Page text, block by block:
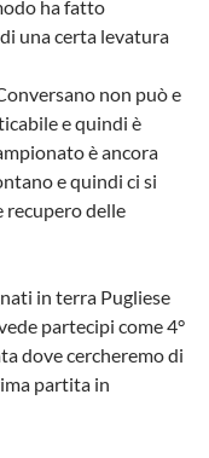
ha fatto
una certa levatura
non può e
e quindi è
è ancora
e quindi ci si
recupero delle
in terra Pugliese
partecipi come 4°
dove cercheremo di
partita in